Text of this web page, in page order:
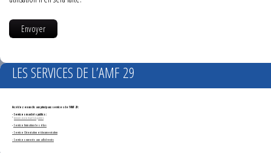
LES SERVICES DE L’AMF 29
Accédez en un clic aux principaux services de l'AMF 29 :
- Services marchés publics :
*Annonces de marchés publics
-Service formation des élus
- Service Orientation et documentation
- Services ouverts aux adhérents